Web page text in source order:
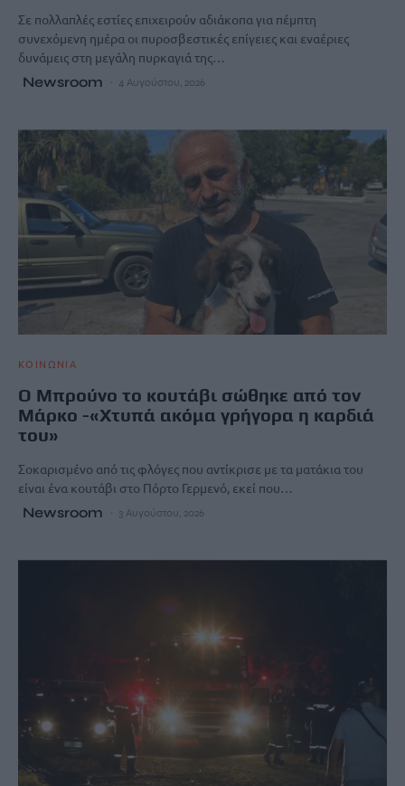
Σε πολλαπλές εστίες επιχειρούν αδιάκοπα για πέμπτη
συνεχόμενη ημέρα οι πυροσβεστικές επίγειες και εναέριες
δυνάμεις στη μεγάλη πυρκαγιά της…
Newsroom 4 Αυγούστου, 2026
ΚΟΙΝΩΝΙΑ
Ο Μπρούνο το κουτάβι σώθηκε από τον
Μάρκο -«Χτυπά ακόμα γρήγορα η καρδιά
του»
Σοκαρισμένο από τις φλόγες που αντίκρισε με τα ματάκια του
είναι ένα κουτάβι στο Πόρτο Γερμενό, εκεί που…
Newsroom 3 Αυγούστου, 2026